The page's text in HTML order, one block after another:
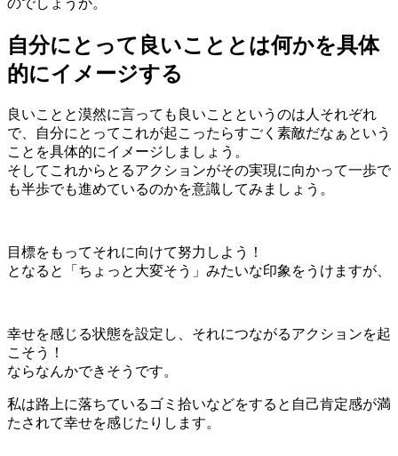
のでしょうか。
自分にとって良いこととは何かを具体
的にイメージする
良いことと漠然に言っても良いことというのは人それぞれ
で、自分にとってこれが起こったらすごく素敵だなぁという
ことを具体的にイメージしましょう。
そしてこれからとるアクションがその実現に向かって一歩で
も半歩でも進めているのかを意識してみましょう。
目標をもってそれに向けて努力しよう！
となると「ちょっと大変そう」みたいな印象をうけますが、
幸せを感じる状態を設定し、それにつながるアクションを起
こそう！
ならなんかできそうです。
私は路上に落ちているゴミ拾いなどをすると自己肯定感が満
たされて幸せを感じたりします。